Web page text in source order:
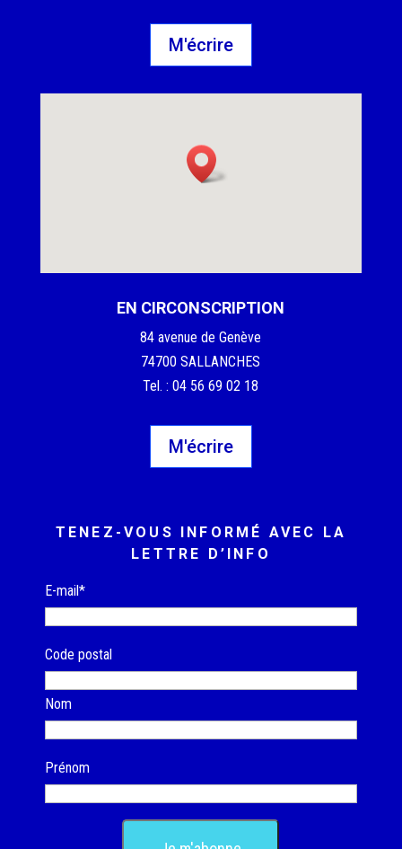
M'écrire
EN CIRCONSCRIPTION
84 avenue de Genève
74700 SALLANCHES
Tel. : 04 56 69 02 18
M'écrire
TENEZ-VOUS INFORMÉ AVEC LA
LETTRE D’INFO
E-mail*
Code postal
Nom
Prénom